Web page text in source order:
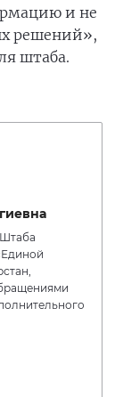
и не
решений»,
штаба.